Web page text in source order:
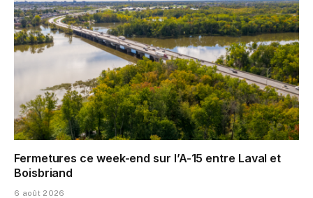
Fermetures ce week-end sur l’A-15 entre Laval et
Boisbriand
6 août 2026